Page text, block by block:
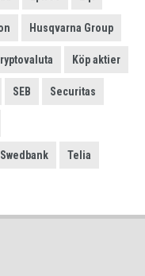
Husqvarna Group
Köp aktier
SEB Securitas
Swedbank Telia